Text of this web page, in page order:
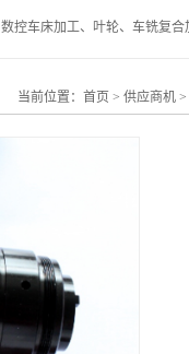
当前位置： 首页 > 供应商机 >